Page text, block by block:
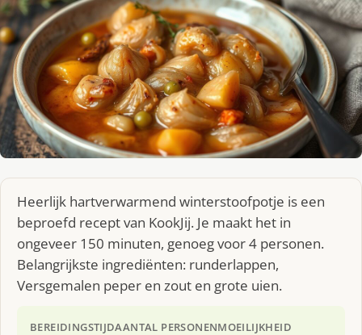
Heerlijk hartverwarmend winterstoofpotje is een
beproefd recept van KookJij. Je maakt het in
ongeveer 150 minuten, genoeg voor 4 personen.
Belangrijkste ingrediënten: runderlappen,
Versgemalen peper en zout en grote uien.
BEREIDINGSTIJDAANTAL PERSONENMOEILIJKHEID